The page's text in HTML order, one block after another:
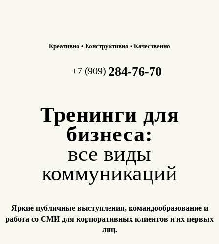
Креативно • Конструктивно • Качественно
+7 (909) 284-76-70
Тренинги для
бизнеса:
все виды
коммуникаций
Яркие публичные выступления, командообразование и
работа со СМИ для корпоративных клиентов и их первых
лиц.